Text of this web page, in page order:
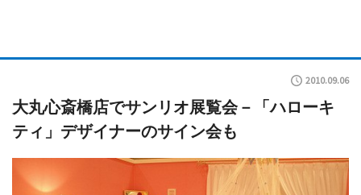
2010.09.06
大丸心斎橋店でサンリオ展覧会－「ハローキ
ティ」デザイナーのサイン会も